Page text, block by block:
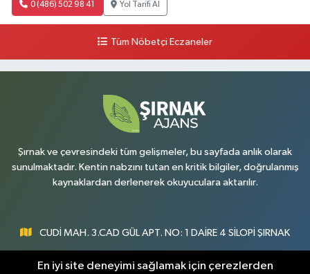
0 (486) 502 98 41 Yol Tarifi Al
Tüm Nöbetçi Eczaneler
Şırnak ve çevresindeki tüm gelişmeler, bu sayfada anlık olarak
sunulmaktadır. Kentin nabzını tutan en kritik bilgiler, doğrulanmış
kaynaklardan derlenerek okuyuculara aktarılır.
CUDİ MAH. 3.CAD GÜL APT. NO: 1 DAİRE 4 SİLOPİ ŞIRNAK
0547 300 73 73
En iyi site deneyimi sağlamak için çerezlerden